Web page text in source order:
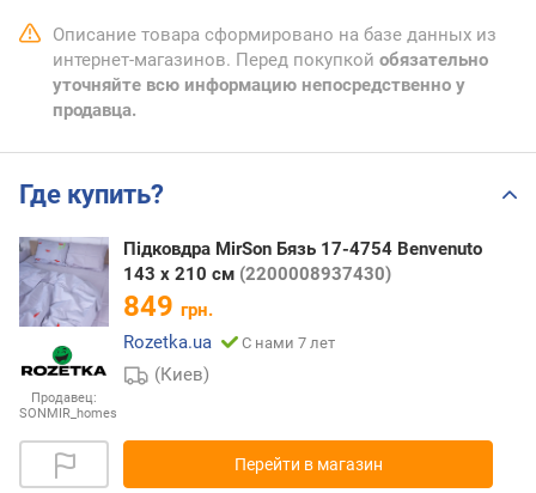
Описание товара сформировано на базе данных из
интернет-магазинов. Перед покупкой обязательно
уточняйте всю информацию непосредственно у
продавца.
Где купить?
Продавец:
SONMIR_homes
Підковдра MirSon Бязь 17-4754 Benvenuto
143 x 210 см (2200008937430)
849 грн.
Rozetka.ua
С нами 7 лет
(Киев)
Перейти в магазин